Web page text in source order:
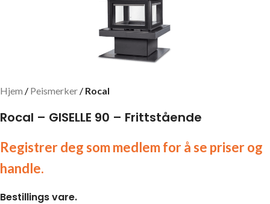
Hjem Peismerker Rocal
Rocal – GISELLE 90 – Frittstående
Registrer deg som medlem for å se priser og
handle.
Bestillings vare.